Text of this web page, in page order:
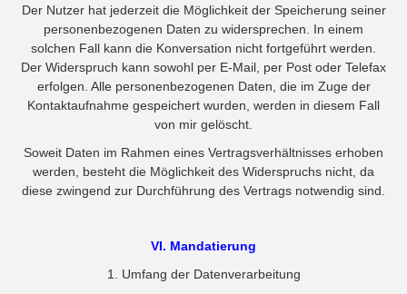
Der Nutzer hat jederzeit die Möglichkeit der Speicherung seiner
personenbezogenen Daten zu widersprechen. In einem
solchen Fall kann die Konversation nicht fortgeführt werden.
Der Widerspruch kann sowohl per E-Mail, per Post oder Telefax
erfolgen. Alle personenbezogenen Daten, die im Zuge der
Kontaktaufnahme gespeichert wurden, werden in diesem Fall
von mir gelöscht.
Soweit Daten im Rahmen eines Vertragsverhältnisses erhoben
werden, besteht die Möglichkeit des Widerspruchs nicht, da
diese zwingend zur Durchführung des Vertrags notwendig sind.
VI. Mandatierung
1. Umfang der Datenverarbeitung